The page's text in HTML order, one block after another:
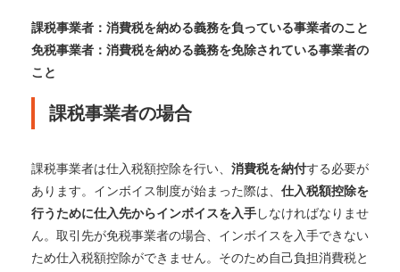
課税事業者：消費税を納める義務を負っている事業者のこと
免税事業者：消費税を納める義務を免除されている事業者の
こと
課税事業者の場合
課税事業者は仕入税額控除を行い、 消費税を納付する必要が
あります。 インボイス制度が始まった際は、 仕入税額控除を
行うために仕入先からインボイスを入手しなければなりませ
ん。 取引先が免税事業者の場合、インボイスを入手できない
ため仕入税額控除ができません。そのため自己負担消費税と